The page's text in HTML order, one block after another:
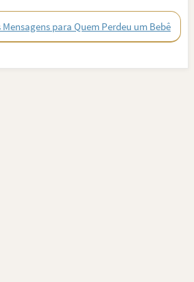
Mensagens para Quem Perdeu um Bebê